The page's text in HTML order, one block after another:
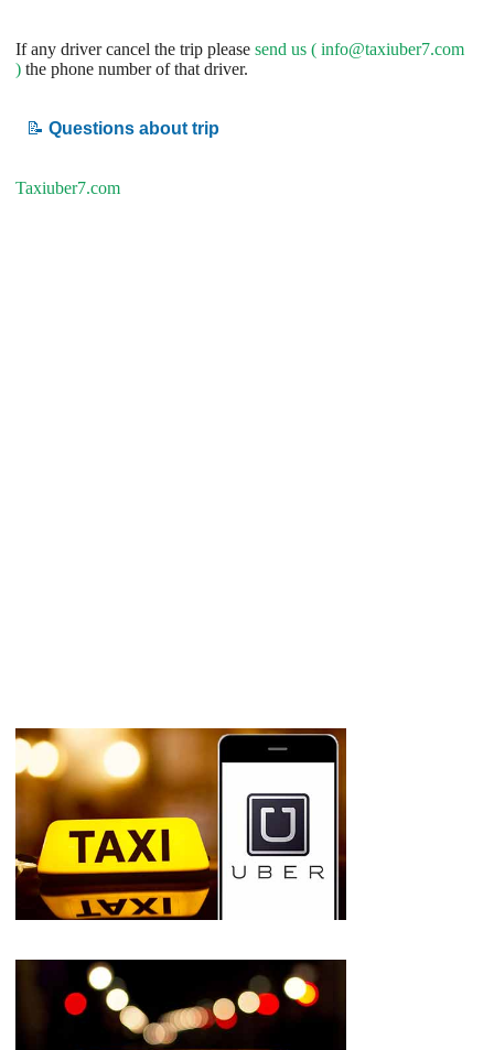
If any driver cancel the trip please send us ( info@taxiuber7.com
) the phone number of that driver.
📝 Questions about trip
Taxiuber7.com